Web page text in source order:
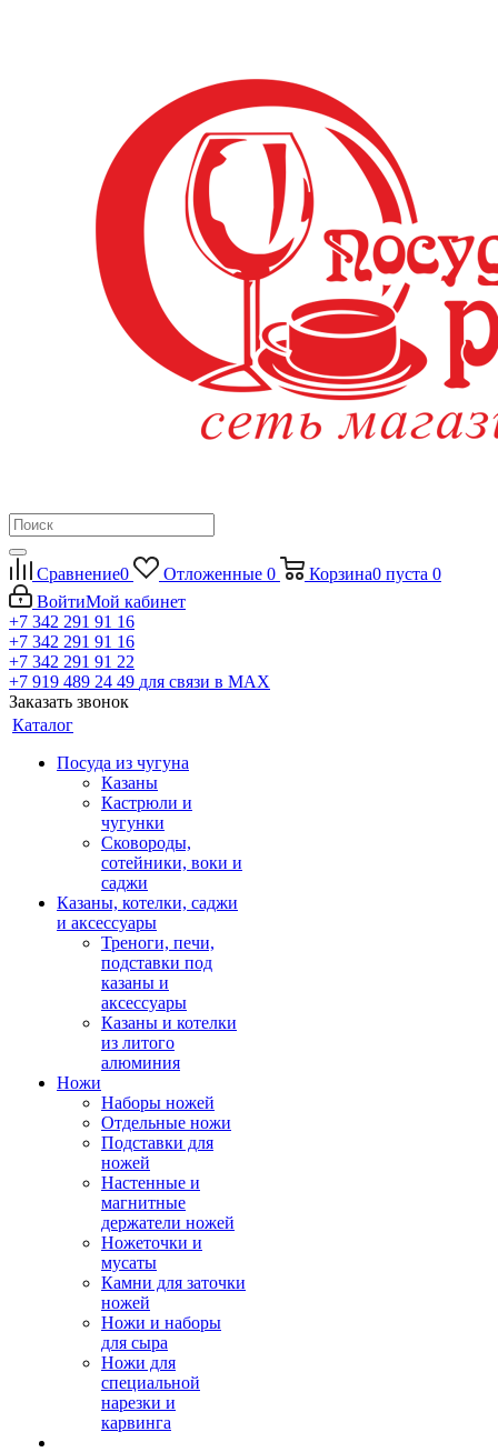
Сравнение0 Отложенные 0 Корзина0 пуста 0
ВойтиМой кабинет
+7 342 291 91 16
+7 342 291 91 16
+7 342 291 91 22
+7 919 489 24 49 для связи в МАХ
Заказать звонок
Каталог
Посуда из чугуна
Казаны
Кастрюли и
чугунки
Сковороды,
сотейники, воки и
саджи
Казаны, котелки, саджи
и аксессуары
Треноги, печи,
подставки под
казаны и
аксессуары
Казаны и котелки
из литого
алюминия
Ножи
Наборы ножей
Отдельные ножи
Подставки для
ножей
Настенные и
магнитные
держатели ножей
Ножеточки и
мусаты
Камни для заточки
ножей
Ножи и наборы
для сыра
Ножи для
специальной
нарезки и
карвинга